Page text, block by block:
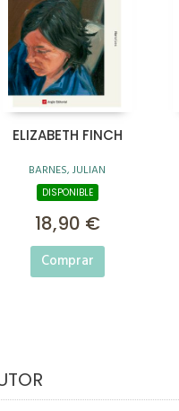
ELIZABETH FINCH
BARNES, JULIAN
DISPONIBLE
18,90 €
Comprar